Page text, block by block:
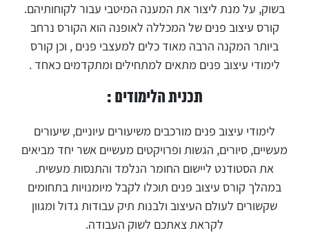
בשוק, על מנת ליצור את המענה המיטבי עבור לקוחותיהם.
קורס עיצוב פנים של המכללה לאופנה הוא הקורס נרחב
ביותר המקנה הרבה מאוד כלים למעצבי פנים , וכן קורס
לימודי עיצוב פנים מתאים למתחילים ומתקדמים כאחד .
תכנית הלימודים :
לימודי עיצוב פנים מורכבים משיעורים עיוניים, שיעורים
מעשיים, סיורים, הגשות ופרויקטים מעשיים אשר יחד מביאים
את הסטודנט ליישום החומר הנלמד והתנסות מעשית.
במהלך קורס עיצוב פנים תוכלו לקבל מיומנויות בתחומים
שקשורים לעולם העיצוב ולבנות תיק עבודות גדול ומגוון
לקראת צאתכם לשוק העבודה.